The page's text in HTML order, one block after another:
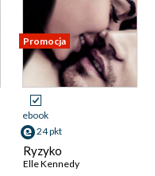
Promocja
ebook
24 pkt
Ryzyko
Elle Kennedy